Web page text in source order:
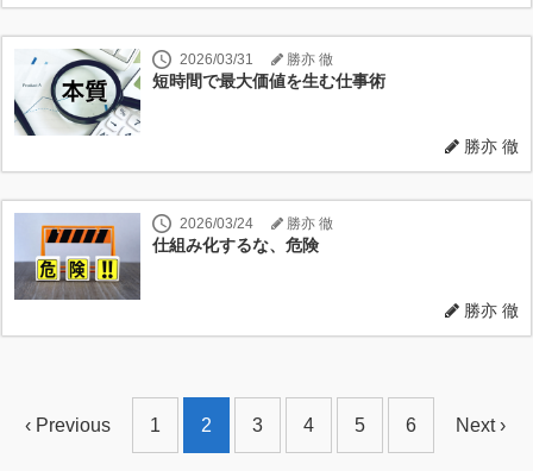
2026/03/31 勝亦 徹
短時間で最大価値を生む仕事術
勝亦 徹
2026/03/24 勝亦 徹
仕組み化するな、危険
勝亦 徹
‹ Previous 1 2 3 4 5 6 Next ›